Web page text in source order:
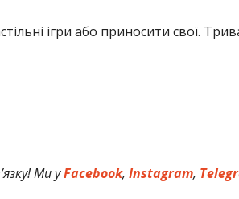
ігри або приносити свої.
Ми уFacebook, Instagram,